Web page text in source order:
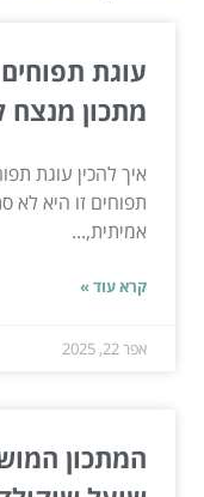
עוגת
מתכון מנצח
איך להכין עוגת
תפוחים זו היא לא
אמיתית,...
קרא עוד »
אפר 22, 2025
המתכון